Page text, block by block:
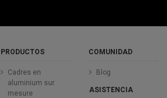
PRODUCTOS
Cadres en
aluminium sur
mesure
COMUNIDAD
Blog
ASISTENCIA